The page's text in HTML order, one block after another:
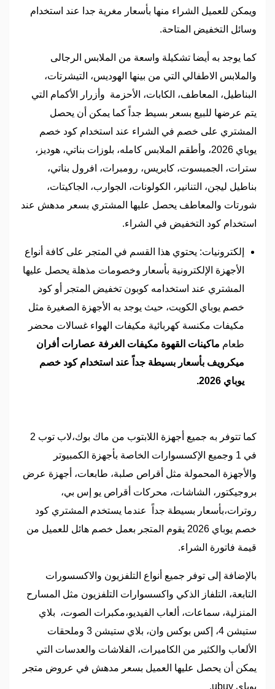
ويمكن للعميل الشراء منها بأسعار مغرية جدا عند استخدام
وسائل التخفيض المتاحة.
كما يوجد به أيضا تشكيلة واسعة من الملابس الرجالى
والملابس الاطفالي التي من بينها الهوديس، التيشرتات،
البناطيل، المعاطف، الكابات، الأحزمة وأزرار الأكمام التي
يتم عرضها للبيع بسعر بسيط جداً كما يمكن أن يحصل
المشتري على خصم في الشراء عند استخدام كود خصم
يوباي 2026، وأطقم الملابس كامله، بلوزات بناتي، هوديز،
سترات، الجمبسوت، كابريس، رومبرات، افرول بناتي،
بناطيل ليجن، التنانير، الكولونات، الجوارب، الجاكيتات،
شورتات والمعاطف يحصل عليها المشتري بسعر مدهش عند
استخدام كود التخفيض في الشراء.
إلكترونيات: يحتوي هذا القسم في المتجر على كافة أنواع
الأجهزة الإلكترونية بأسعار وخصومات مذهلة يحصل عليها
المشتري عند استخدامه كوبون تخفيض المتجر أو كود
خصم يوباي الكويت، حيث يوجد به الأجهزة الصغيرة مثل
مكيفات مكنسة كهربائية مكيفات الهواء غسالات محضر
طعام ماكينات القهوة مكيفات الغرفة عصارات أفران
ميكرويف بأسعار بسيطة جداً عند استخدام كود خصم
يوباي 2026.
كما تتوفر به جميع أجهزة اللابتوب من ماك بوك،لاب توب 2
في 1 وجميع الإكسسوارات الخاصة بأجهزة الكمبيوتر
والأجهزة المحمولة مثل أقراص صلبة، طابعات، أجهزة عرض
بروجيكتور، الشاشات، محركات أقراص يو إس بي،
روترات،بأسعار بسيطة جداً عندما يستخدم المشتري كود
خصم يوباي 2026 يقوم المتجر بعمل خصم هائل للعميل من
قيمة فاتورة الشراء.
بالإضافة إلى توفر جميع أنواع التلفزيون والاكسسورات
التابعة، التلفاز الذكي واكسسوارات التلفزيون مثل المسارح
المنزلية، سماعات، ألعاب الفيديو،مكبرات الصوت، بلاي
ستيشن 4، إكس بوكس وان، بلاي ستيشن 3 وملحقات
الألعاب والكثير من الكاميرات، الفلاشات والعدسات التي
يمكن أن يحصل عليها العميل بسعر مدهش في عروض متجر
يوباي ubuy.